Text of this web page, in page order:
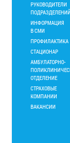
РУКОВОДИТЕЛИ
ПОДРАЗДЕЛЕНИЙ
ИНФОРМАЦИЯ
В СМИ
ПРОФИЛАКТИКА
СТАЦИОНАР
АМБУЛАТОРНО-
ОТДЕЛЕНИЕ
СТРАХОВЫЕ
КОМПАНИИ
ВАКАНСИИ